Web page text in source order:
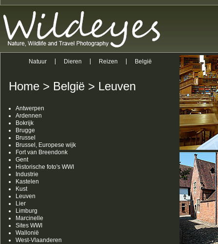
Natuur Dieren Reizen België
Home > België > Leuven
Antwerpen
Ardennen
Bokrijk
Brugge
Brussel
Brussel, Europese wijk
Fort van Breendonk
Gent
Historische foto's WWI
Industrie
Kastelen
Kust
Leuven
Lier
Limburg
Marcinelle
Sites WWI
Wallonië
West-Vlaanderen